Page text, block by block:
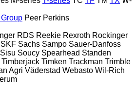
Group Peer Perkins
RDS Reekie Rexroth Rockinger
SKF Sachs Sampo Sauer-Danfoss
Sisu Soucy Spearhead Standen
Timberjack Timken Trackman Trimble
Agri Väderstad Webasto Wil-Rich